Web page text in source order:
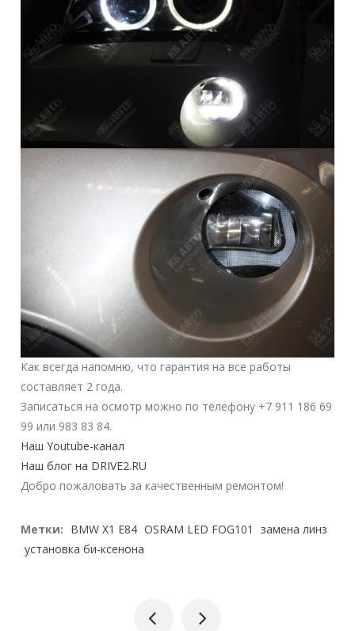
Как всегда напомню, что гарантия на все работы
составляет 2 года.
Записаться на осмотр можно по телефону +7 911 186 69
99 или 983 83 84.
Наш Youtube-канал
Наш блог на DRIVE2.RU
Добро пожаловать за качественным ремонтом!
Метки: BMW X1 E84 OSRAM LED FOG101
замена линз
установка би-ксенона